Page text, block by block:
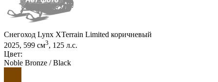
Снегоход Lynx XTerrain Limited коричневый
2025, 599 см3, 125 л.с.
Цвет:
Noble Bronze / Black